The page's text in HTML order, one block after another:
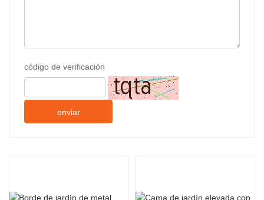
código de verificación
enviar